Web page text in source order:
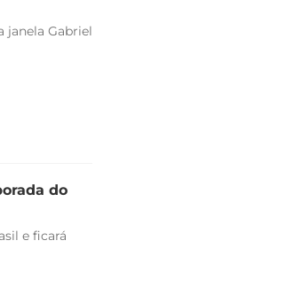
janela Gabriel
do
e ficará